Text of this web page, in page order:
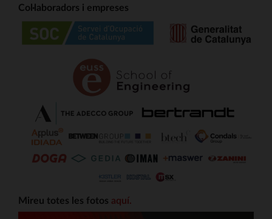
Col·laboradors i empreses
Mireu totes les fotos aquí.